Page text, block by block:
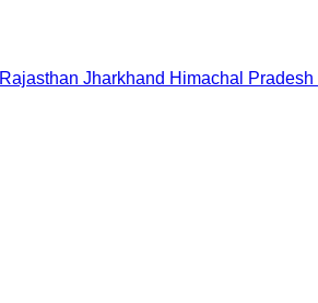
Rajasthan Jharkhand Himachal Pradesh